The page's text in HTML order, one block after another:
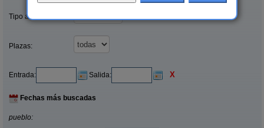
Tipo alquiler:
Plazas:
Entrada: Salida: X
Fechas más buscadas
pueblo: